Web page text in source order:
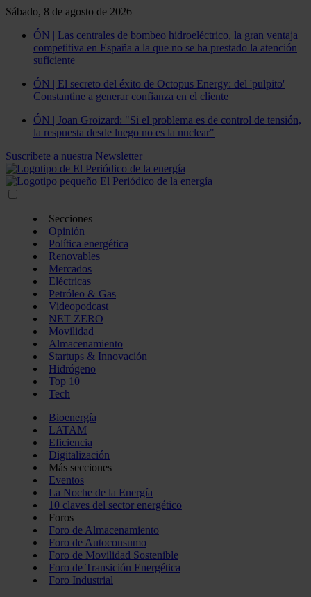
Sábado, 8 de agosto de 2026
ÓN | Las centrales de bombeo hidroeléctrico, la gran ventaja
competitiva en España a la que no se ha prestado la atención
suficiente
ÓN | El secreto del éxito de Octopus Energy: del 'pulpito'
Constantine a generar confianza en el cliente
ÓN | Joan Groizard: "Si el problema es de control de tensión,
la respuesta desde luego no es la nuclear"
Suscríbete a nuestra Newsletter
Secciones
Opinión
Política energética
Renovables
Mercados
Eléctricas
Petróleo & Gas
Videopodcast
NET ZERO
Movilidad
Almacenamiento
Startups & Innovación
Hidrógeno
Top 10
Tech
Bioenergía
LATAM
Eficiencia
Digitalización
Más secciones
Eventos
La Noche de la Energía
10 claves del sector energético
Foros
Foro de Almacenamiento
Foro de Autoconsumo
Foro de Movilidad Sostenible
Foro de Transición Energética
Foro Industrial